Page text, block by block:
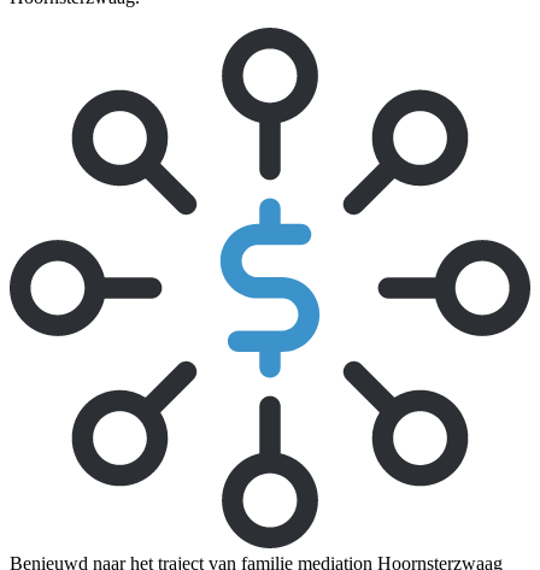
Benieuwd naar het traject van familie mediation Hoornsterzwaag